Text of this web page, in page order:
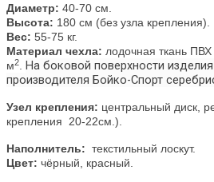
Диаметр: 40-70 см.
Высота: 180 см (без узла крепления).
Вес: 55-75 кг.
Материал чехла: лодочная ткань
м2
На боковой поверхности
производителя Бойко-Спорт
Узел крепления: центральный диск,
крепления 20-22см.).
Наполнитель: текстильный лоскут.
Цвет: чёрный, красный.